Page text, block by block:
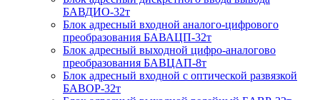
БАВДИО-32т
Блок адресный входной аналого-цифрового
преобразования БАВАЦП-32т
Блок адресный выходной цифро-аналогово
преобразования БАВЦАП-8т
Блок адресный входной с оптической развязкой
БАВОР-32т